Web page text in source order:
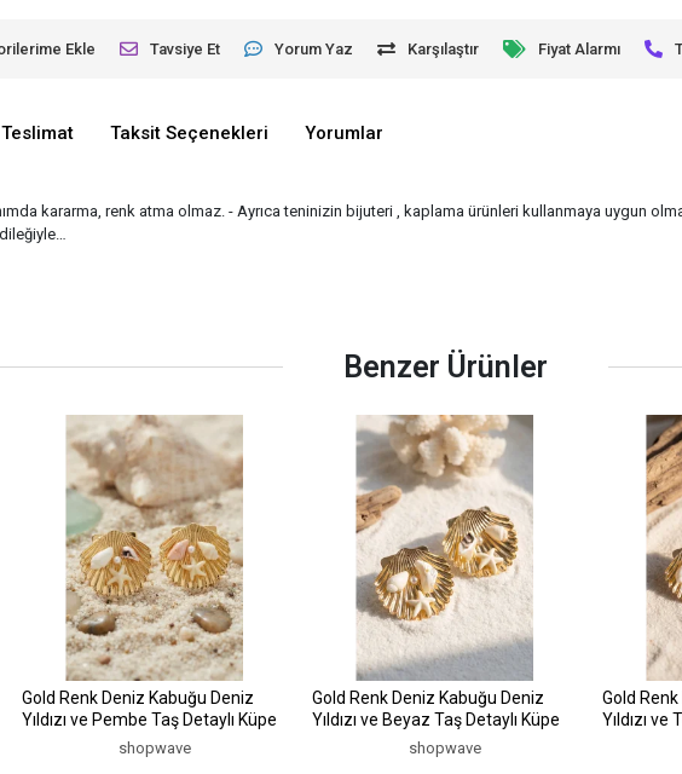
Ekle Tavsiye Et Yorum Yaz Karşılaştır Fiyat Alarmı
Taksit Seçenekleri Yorumlar
kararma, renk atma olmaz. - Ayrıca teninizin bijuteri , kaplama ürünleri kullanmaya uygun
Benzer Ürünler
Gold Renk Deniz Kabuğu Deniz
Yıldızı ve Pembe Taş Detaylı Küpe
shopwave
Gold Renk Deniz Kabuğu Deniz
Yıldızı ve Beyaz Taş Detaylı Küpe
shopwave
Gold
Yıldızı